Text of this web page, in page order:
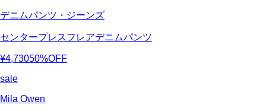
デニムパンツ・ジーンズ
センタープレスフレアデニムパンツ
¥4,73050%OFF
sale
Mila Owen